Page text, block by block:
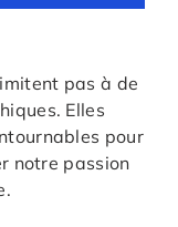
pas à de
Elles
pour
notre passion